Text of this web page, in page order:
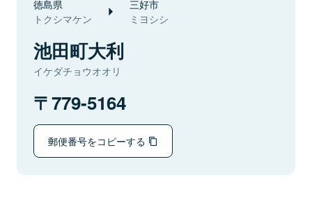
徳島県
トクシマケン
三好市
ミヨシシ
池田町大利
イケダチョウオオリ
779-5164
郵便番号をコピーする